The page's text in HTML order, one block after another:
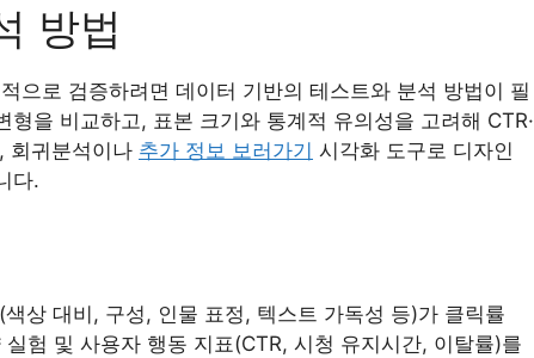
방법
으로 검증하려면 데이터 기반의 테스트와 분석 방법이 필
을 비교하고, 표본 크기와 통계적 유의성을 고려해 CTR·
회귀분석이나 추가 정보 보러가기 시각화 도구로 디자인
다.
상 대비, 구성, 인물 표정, 텍스트 가독성 등)가 클릭률
험 및 사용자 행동 지표(CTR, 시청 유지시간, 이탈률)를